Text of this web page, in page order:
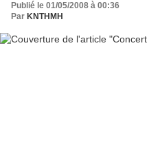
Publié le 01/05/2008 à 00:36
Par KNTHMH